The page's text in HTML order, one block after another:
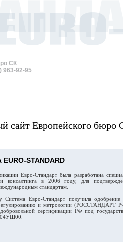
СК
92-95
сайт Европейского бюро
STANDARD
Евро-Стандарт была разработана
консалтинга в 2006 году, для
стандартам.
Евро-Стандарт получила одобрение
и метрологии (РОССТАНДАРТ
сертификации РФ под